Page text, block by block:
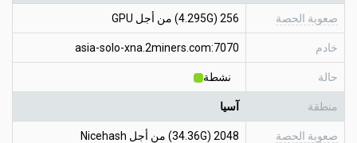
صعوبة الحصة 256 (4.295G) من أجل GPU
خادم asia-solo-xna.2miners.com:7070
حالة نشطة
منطقة آسيا
صعوبة الحصة 2048 (34.36G) من أجل Nicehash